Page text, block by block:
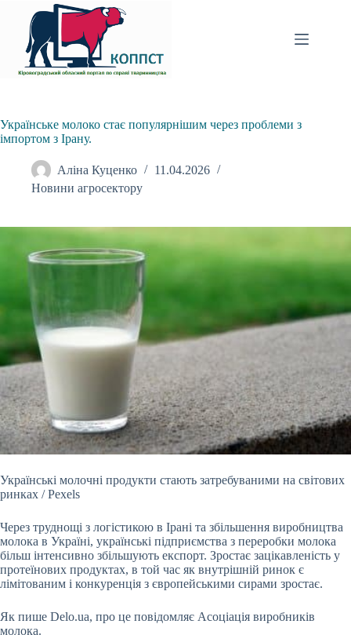
вмісту
Українське молоко стає популярнішим через проблеми з
імпортом з Ірану.
Аліна Куценко
11.04.2026
Новини агросектору
Українські молочні продукти стають затребуваними на світових
ринках / Pexels
Через труднощі з логістикою в Ірані та збільшення виробництва
молока в Україні, українські підприємства з переробки молока
більш інтенсивно збільшують експорт. Зростає зацікавленість у
протеїнових продуктах, в той час як внутрішній ринок є
лімітованим і конкуренція з європейськими сирами зростає.
Як пише Delo.ua, про це повідомляє Асоціація виробників
молока.